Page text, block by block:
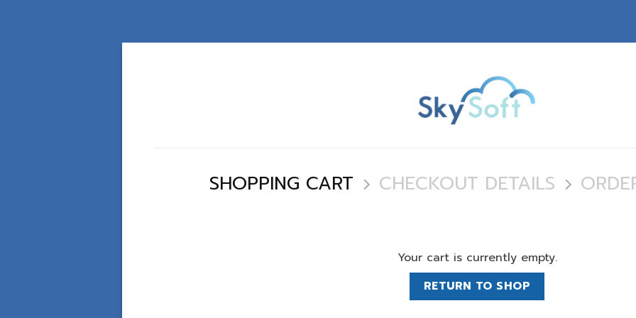
SHOPPING CART CHECKOUT DETAILS
Your cart is currently empty.
RETURN TO SHOP